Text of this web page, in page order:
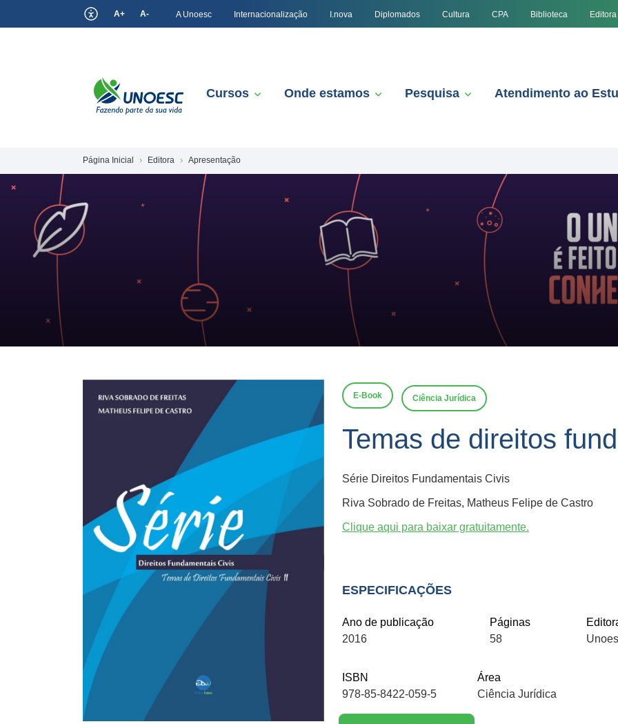
A+ A- A Unoesc Internacionalização I.nova Diplomados Cultura CPA Biblioteca Editora
Cursos Onde estamos Pesquisa Atendimento ao
Página Inicial Editora Apresentação
E-Book Ciência Jurídica
Temas de direitos
Série Direitos Fundamentais Civis
Riva Sobrado de Freitas, Matheus Felipe de Castro
Clique aqui para baixar gratuitamente.
ESPECIFICAÇÕES
Ano de publicação
2016
Páginas
58
ISBN
978-85-8422-059-5
Área
Ciência Jurídica